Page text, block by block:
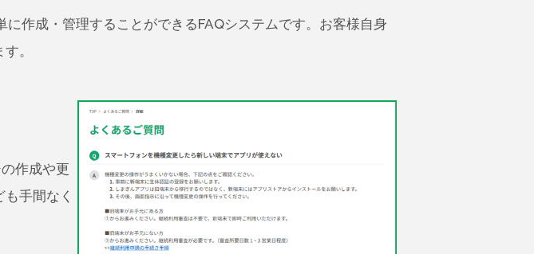
作成・管理することができるFAQシステムです。お客様自身
。
作成や更
手間なく